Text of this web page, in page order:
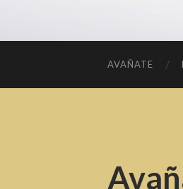
AVAÑATE